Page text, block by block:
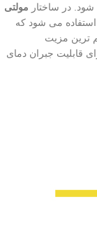
در ساختار مولتی
استفاده می شود که
ترین مزیت
قابلیت جبران دمای